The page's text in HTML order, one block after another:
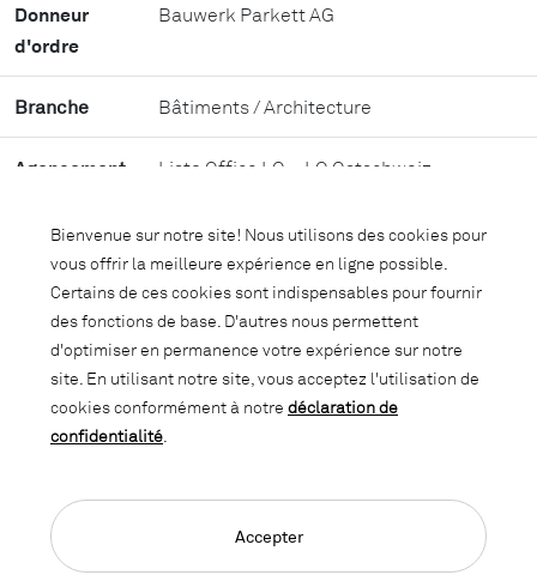
Donneur
d'ordre
Bauwerk Parkett AG
Branche Bâtiments / Architecture
Agencement Lista Office LO – LO Ostschweiz
Nombre de
postes de
travail
19
Planification LO Ostschweiz
Produits
LO Next, LO Extend, LO One, LO Motion, LO
Caddies, Akuwa, Tobias Grau, Brunner,
Adresse www.bauwerk-boen.com
Bienvenue sur notre site! Nous utilisons des cookies pour
vous offrir la meilleure expérience en ligne possible.
Certains de ces cookies sont indispensables pour fournir
des fonctions de base. D'autres nous permettent
d'optimiser en permanence votre expérience sur notre
site. En utilisant notre site, vous acceptez l'utilisation de
cookies conformément à notre déclaration de
confidentialité
Accepter